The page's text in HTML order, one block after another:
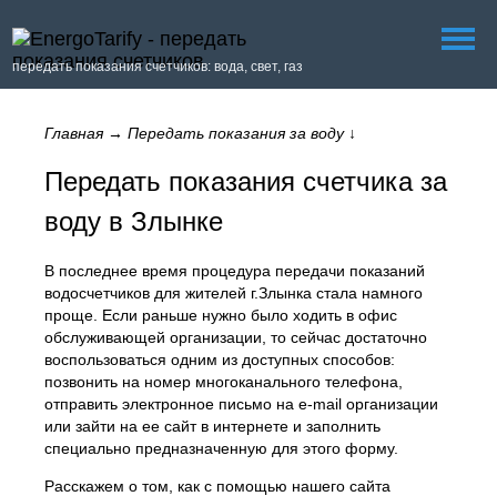
передать показания счетчиков: вода, свет, газ
Главная→ Передать показания за воду↓
Передать показания счетчика за
воду в Злынке
В последнее время процедура передачи показаний
водосчетчиков для жителей г.Злынка стала намного
проще. Если раньше нужно было ходить в офис
обслуживающей организации, то сейчас достаточно
воспользоваться одним из доступных способов:
позвонить на номер многоканального телефона,
отправить электронное письмо на e-mail организации
или зайти на ее сайт в интернете и заполнить
специально предназначенную для этого форму.
Расскажем о том, как с помощью нашего сайта